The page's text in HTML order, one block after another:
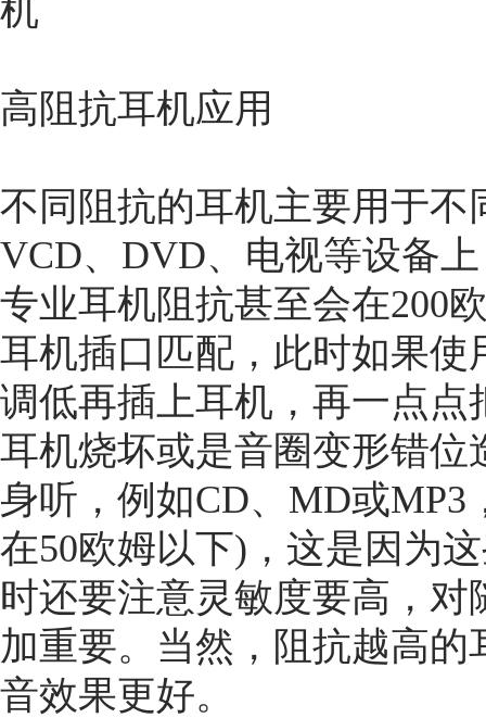
高阻抗耳机应用
不同阻抗的耳机主要用于
VCD、DVD、电视等设备
专业耳机阻抗甚至会在200
耳机插口匹配，此时如果
调低再插上耳机，再一点
耳机烧坏或是音圈变形错
身听，例如CD、MD或
在50欧姆以下)，这是因为
时还要注意灵敏度要高，
加重要。当然，阻抗越高
音效果更好。